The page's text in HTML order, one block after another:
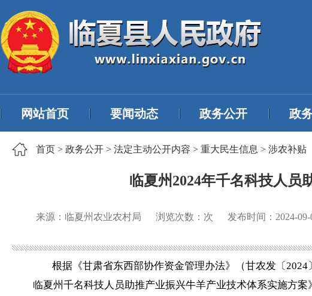
网站首页 要闻动态 政务公开 政
首页 > 政务公开 > 法定主动公开内容 > 重大民生信息 > 涉农补贴
临夏州2024年千名科技人员
来源：临夏州农业农村局 浏览次数： 次 发布时间： 2024-
根据《甘肃省东西部协作资金管理办法》（甘农发〔
临夏州千名科技人员助推产业振兴牛羊产业技术体系实施方